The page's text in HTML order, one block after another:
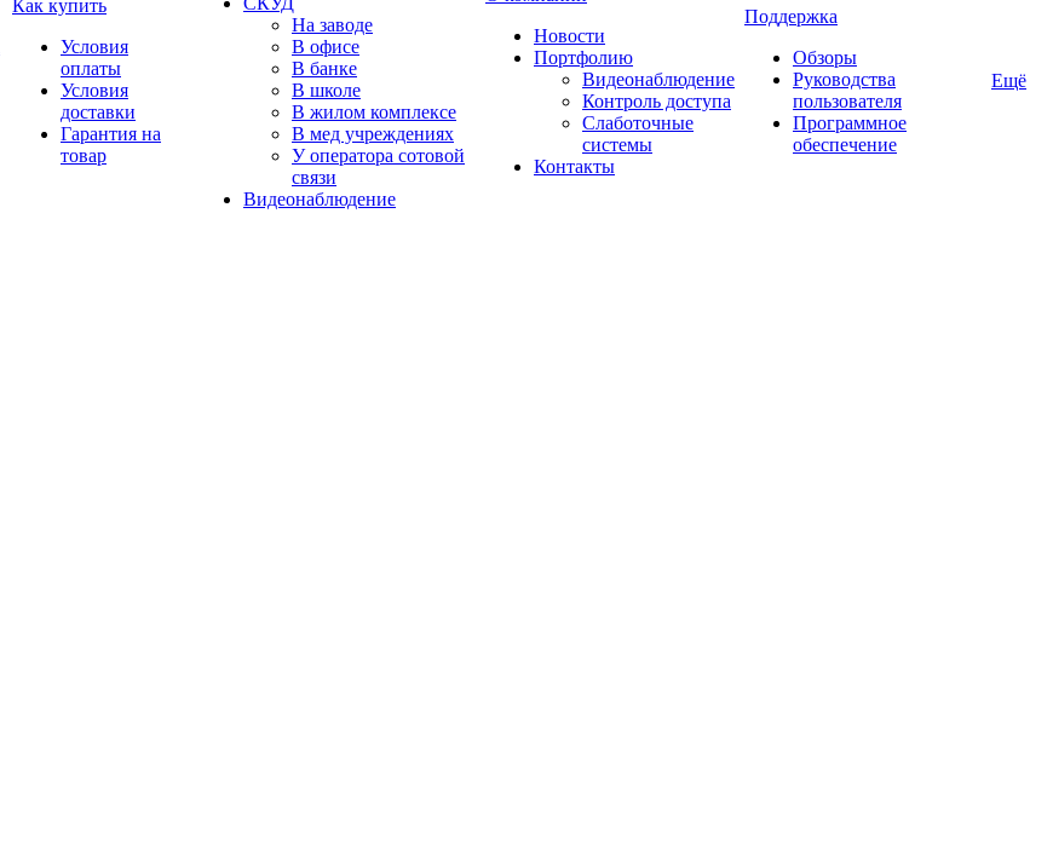
Как купить
Условия
оплаты
Условия
доставки
Гарантия на
товар
На заводе
В офисе
В банке
В школе
В жилом комплексе
В мед учреждениях
У оператора сотовой
связи
Видеонаблюдение
Новости
Портфолию
Видеонаблюдение
Контроль доступа
Слаботочные
системы
Контакты
Поддержка
Обзоры
Руководства
пользователя
Программное
обеспечение
Ещё